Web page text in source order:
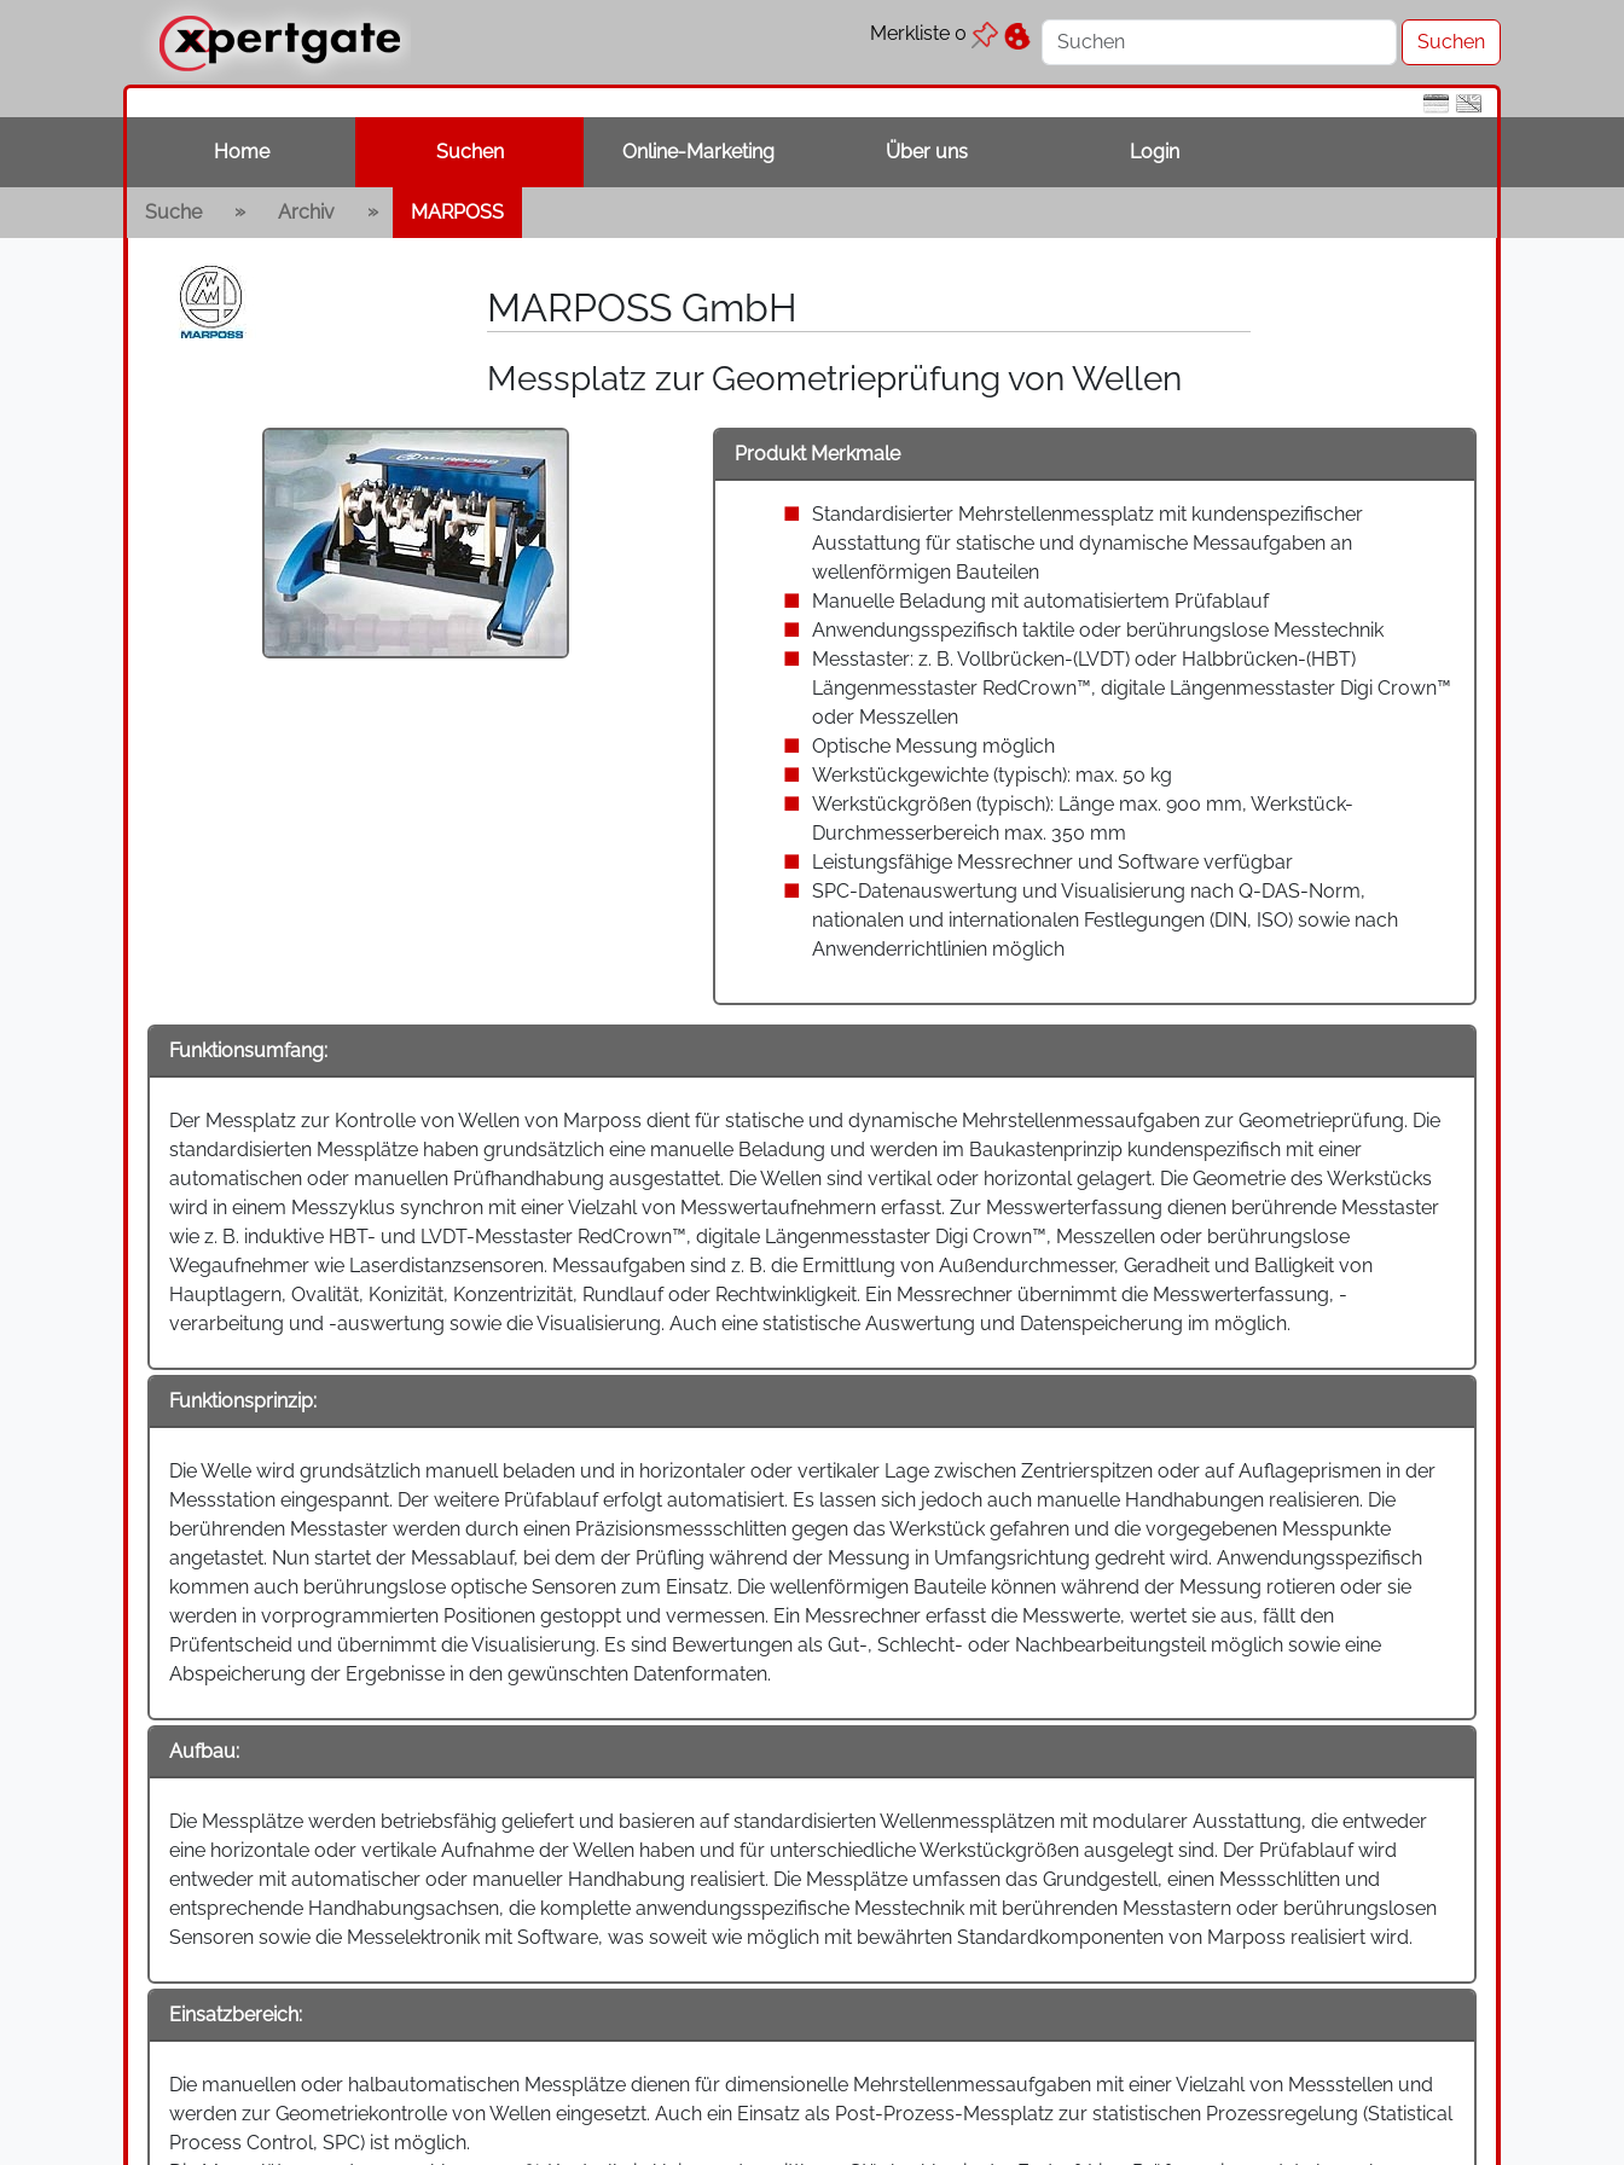
Merkliste 0
Home Suchen Online-Marketing Über uns Login
Suche » Archiv » MARPOSS
MARPOSS GmbH
Messplatz zur Geometrieprüfung von Wellen
Produkt Merkmale
Standardisierter Mehrstellenmessplatz mit kundenspezifischer
Ausstattung für statische und dynamische Messaufgaben an
wellenförmigen Bauteilen
Manuelle Beladung mit automatisiertem Prüfablauf
Anwendungsspezifisch taktile oder berührungslose Messtechnik
Messtaster: z. B. Vollbrücken-(LVDT) oder Halbbrücken-(HBT)
Längenmesstaster RedCrown™, digitale Längenmesstaster Digi Crown™
oder Messzellen
Optische Messung möglich
Werkstückgewichte (typisch): max. 50 kg
Werkstückgrößen (typisch): Länge max. 900 mm, Werkstück-
Durchmesserbereich max. 350 mm
Leistungsfähige Messrechner und Software verfügbar
SPC-Datenauswertung und Visualisierung nach Q-DAS-Norm,
nationalen und internationalen Festlegungen (DIN, ISO) sowie nach
Anwenderrichtlinien möglich
Funktionsumfang:
Der Messplatz zur Kontrolle von Wellen von Marposs dient für statische und dynamische Mehrstellenmessaufgaben zur Geometrieprüfung. Die
standardisierten Messplätze haben grundsätzlich eine manuelle Beladung und werden im Baukastenprinzip kundenspezifisch mit einer
automatischen oder manuellen Prüfhandhabung ausgestattet. Die Wellen sind vertikal oder horizontal gelagert. Die Geometrie des Werkstücks
wird in einem Messzyklus synchron mit einer Vielzahl von Messwertaufnehmern erfasst. Zur Messwerterfassung dienen berührende Messtaster
wie z. B. induktive HBT- und LVDT-Messtaster RedCrown™, digitale Längenmesstaster Digi Crown™, Messzellen oder berührungslose
Wegaufnehmer wie Laserdistanzsensoren. Messaufgaben sind z. B. die Ermittlung von Außendurchmesser, Geradheit und Balligkeit von
Hauptlagern, Ovalität, Konizität, Konzentrizität, Rundlauf oder Rechtwinkligkeit. Ein Messrechner übernimmt die Messwerterfassung, -
verarbeitung und -auswertung sowie die Visualisierung. Auch eine statistische Auswertung und Datenspeicherung im möglich.
Funktionsprinzip:
Die Welle wird grundsätzlich manuell beladen und in horizontaler oder vertikaler Lage zwischen Zentrierspitzen oder auf Auflageprismen in der
Messstation eingespannt. Der weitere Prüfablauf erfolgt automatisiert. Es lassen sich jedoch auch manuelle Handhabungen realisieren. Die
berührenden Messtaster werden durch einen Präzisionsmessschlitten gegen das Werkstück gefahren und die vorgegebenen Messpunkte
angetastet. Nun startet der Messablauf, bei dem der Prüfling während der Messung in Umfangsrichtung gedreht wird. Anwendungsspezifisch
kommen auch berührungslose optische Sensoren zum Einsatz. Die wellenförmigen Bauteile können während der Messung rotieren oder sie
werden in vorprogrammierten Positionen gestoppt und vermessen. Ein Messrechner erfasst die Messwerte, wertet sie aus, fällt den
Prüfentscheid und übernimmt die Visualisierung. Es sind Bewertungen als Gut-, Schlecht- oder Nachbearbeitungsteil möglich sowie eine
Abspeicherung der Ergebnisse in den gewünschten Datenformaten.
Aufbau:
Die Messplätze werden betriebsfähig geliefert und basieren auf standardisierten Wellenmessplätzen mit modularer Ausstattung, die entweder
eine horizontale oder vertikale Aufnahme der Wellen haben und für unterschiedliche Werkstückgrößen ausgelegt sind. Der Prüfablauf wird
entweder mit automatischer oder manueller Handhabung realisiert. Die Messplätze umfassen das Grundgestell, einen Messschlitten und
entsprechende Handhabungsachsen, die komplette anwendungsspezifische Messtechnik mit berührenden Messtastern oder berührungslosen
Sensoren sowie die Messelektronik mit Software, was soweit wie möglich mit bewährten Standardkomponenten von Marposs realisiert wird.
Einsatzbereich:
Die manuellen oder halbautomatischen Messplätze dienen für dimensionelle Mehrstellenmessaufgaben mit einer Vielzahl von Messstellen und
werden zur Geometriekontrolle von Wellen eingesetzt. Auch ein Einsatz als Post-Prozess-Messplatz zur statistischen Prozessregelung (Statistical
Process Control, SPC) ist möglich.